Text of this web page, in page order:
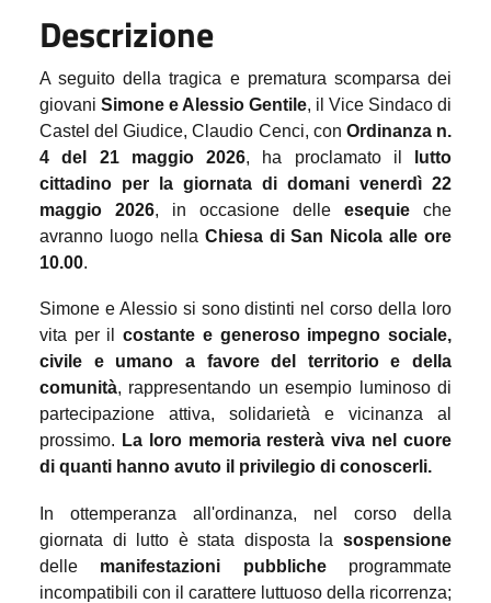
Descrizione
A seguito della tragica e prematura scomparsa dei
giovani Simone e Alessio Gentile, il Vice Sindaco di
Castel del Giudice, Claudio Cenci, con Ordinanza n.
4 del 21 maggio 2026, ha proclamato il
lutto
cittadino per la giornata di domani venerdì 22
maggio 2026, in occasione delle esequie che
avranno luogo nella Chiesa di San Nicola alle ore
10.00.
Simone e Alessio si sono distinti nel corso della loro
vita per ilcostante e generoso impegno sociale,
civile e umano a favore del territorio e della
comunità, rappresentando un esempio luminoso di
partecipazione attiva, solidarietà e vicinanza al
prossimo. La loro memoria resterà viva nel cuore
di quanti hanno avuto il privilegio di conoscerli.
In ottemperanza all'ordinanza, nel corso della
giornata di lutto è stata disposta la sospensione
delle manifestazioni pubblicheprogrammate
incompatibili con il carattere luttuoso della ricorrenza;